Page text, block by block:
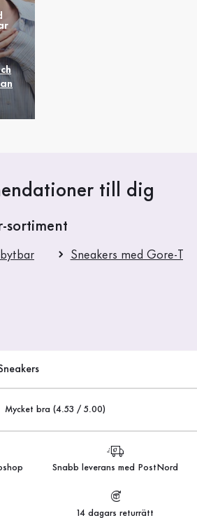
till dig
sortiment
Sneakers med Gore-Tex
Mycket bra (4.53 / 5.00)
Snabb leverans med PostNord
14 dagars returrätt